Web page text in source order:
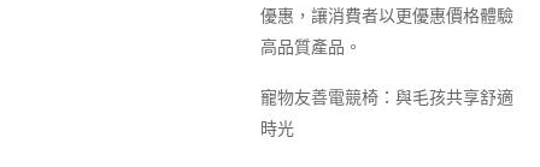
優惠，讓消費者以更優惠價格體驗
高品質產品。
寵物友善電競椅：與毛孩共享舒適
時光